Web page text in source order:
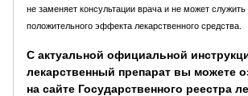
не заменяет консультации врача и не может служить
положительного эффекта лекарственного средства.
С актуальной официальной
лекарственный препарат вы можете
на сайте Государственного реестра